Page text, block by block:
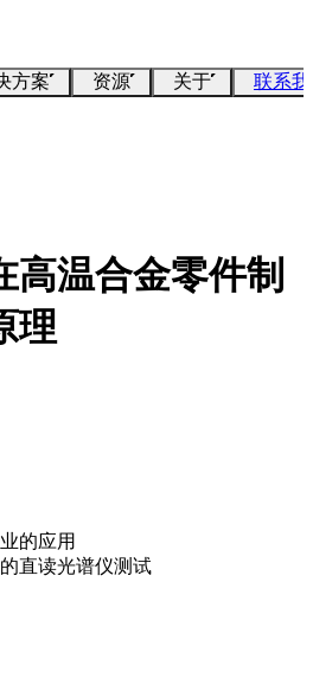
方案 资源 关于 联系
高温合金零件制
理
的应用
直读光谱仪测试